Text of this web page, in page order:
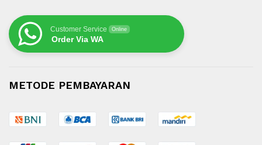
Customer Service Online
Order Via WA
METODE PEMBAYARAN